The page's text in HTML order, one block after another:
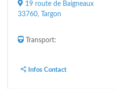
19 route de Baigneaux
33760, Targon
Transport:
Infos Contact